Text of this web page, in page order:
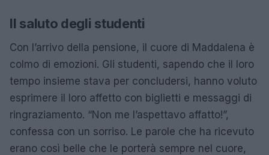
Il saluto degli studenti
Con l’arrivo della pensione, il cuore di Maddalena è
colmo di emozioni. Gli studenti, sapendo che il loro
tempo insieme stava per concludersi, hanno voluto
esprimere il loro affetto con biglietti e messaggi di
ringraziamento. “Non me l’aspettavo affatto!”,
confessa con un sorriso. Le parole che ha ricevuto
erano così belle che le porterà sempre nel cuore,